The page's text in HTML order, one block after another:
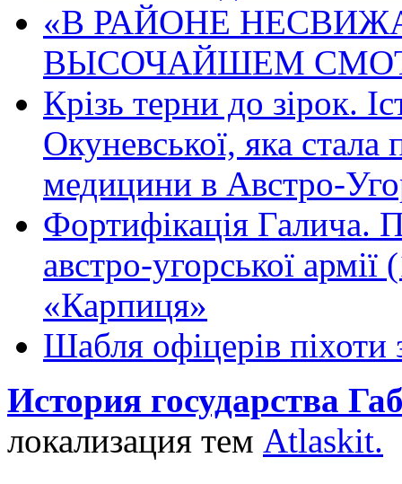
«В РАЙОНЕ
ВЫСОЧАЙШЕМ
Крізь терни до зірок.
Окуневської, яка
медицини в Австро-
Фортифікація Галича.
австро-угорської
«Карпиця»
Шабля офіцерів піхоти
История государства
локализация тем Atlaskit.